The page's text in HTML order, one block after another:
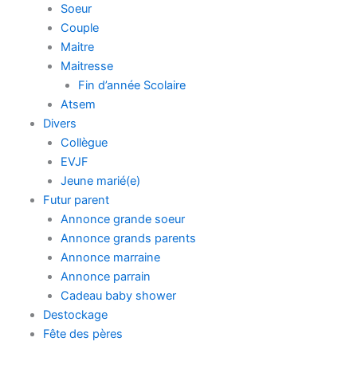
Soeur
Couple
Maitre
Maitresse
Fin d’année Scolaire
Atsem
Divers
Collègue
EVJF
Jeune marié(e)
Futur parent
Annonce grande soeur
Annonce grands parents
Annonce marraine
Annonce parrain
Cadeau baby shower
Destockage
Fête des pères